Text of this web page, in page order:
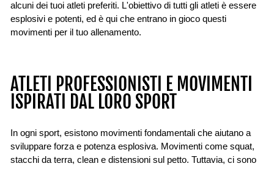
alcuni dei tuoi atleti preferiti. L'obiettivo di tutti gli atleti è essere
esplosivi e potenti, ed è qui che entrano in gioco questi
movimenti per il tuo allenamento.
ATLETI PROFESSIONISTI E MOVIMENTI
ISPIRATI DAL LORO SPORT
In ogni sport, esistono movimenti fondamentali che aiutano a
sviluppare forza e potenza esplosiva. Movimenti come squat,
stacchi da terra, clean e distensioni sul petto. Tuttavia, ci sono